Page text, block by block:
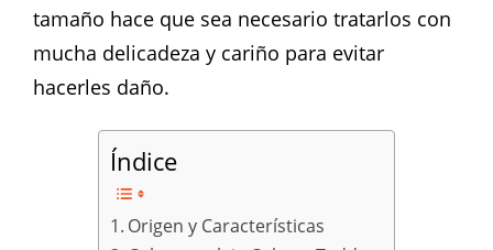
tamaño hace que sea necesario tratarlos con
mucha delicadeza y cariño para evitar
hacerles daño.
Índice
Origen y Características